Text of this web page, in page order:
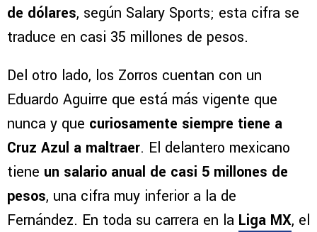
de dólares, según Salary Sports; esta cifra se
traduce en casi 35 millones de pesos.
Del otro lado, los Zorros cuentan con un
Eduardo Aguirre que está más vigente que
nunca y que curiosamente siempre tiene a
Cruz Azul a maltraer. El delantero mexicano
tiene un salario anual de casi 5 millones de
pesos, una cifra muy inferior a la de
Fernández. En toda su carrera en la Liga MX, el